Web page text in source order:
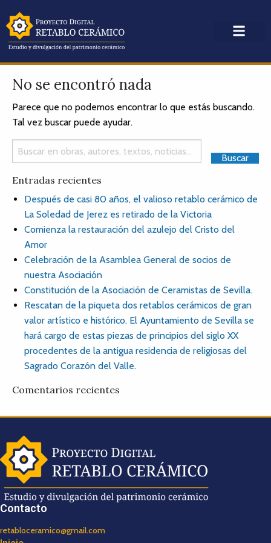
No se encontró nada
Parece que no podemos encontrar lo que estás buscando.
Tal vez buscar puede ayudar.
Entradas recientes
Después de casi 80 años, el valioso retablo cerámico de
La Soledad de Jerez es retirado de la Victoria
Comienza la restauración del azulejo del Cristo del
Amor
Celebración de la Asamblea General de socios de
nuestra Asociación
Constitución de la Asociación de Ceramistas de Sevilla.
Rescatan de la piqueta dos retablos cerámicos de gran
valor artístico e histórico. El Ayuntamiento de Sevilla se
hará cargo de estas piezas de principios del siglo XX
procedentes de la antigua residencia de religiosas del
Sagrado Corazón del Valle.
Comentarios recientes
Contacto
retabloceramico@gmail.com